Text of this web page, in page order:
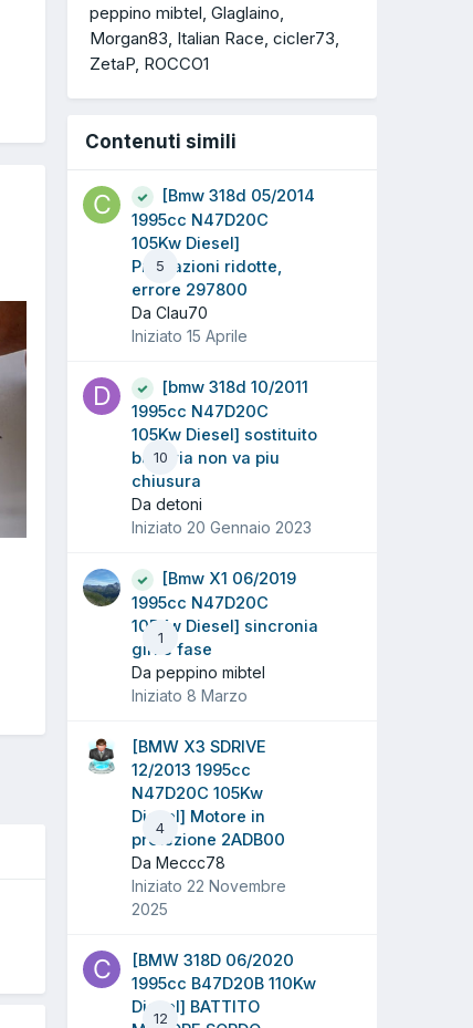
peppino mibtel Glaglaino
Morgan83 Italian Race cicler73
ZetaP ROCCO1
Contenuti simili
5
[Bmw 318d 05/2014
1995cc N47D20C
105Kw Diesel]
Prestazioni ridotte,
errore 297800
Da Clau70
Iniziato 15 Aprile
10
[bmw 318d 10/2011
1995cc N47D20C
105Kw Diesel] sostituito
batteria non va piu
chiusura
Da detoni
Iniziato 20 Gennaio 2023
1
[Bmw X1 06/2019
1995cc N47D20C
105Kw Diesel] sincronia
giri e fase
Da peppino mibtel
Iniziato 8 Marzo
4
[BMW X3 SDRIVE
12/2013 1995cc
N47D20C 105Kw
Diesel] Motore in
protezione 2ADB00
Da Meccc78
Iniziato 22 Novembre
2025
12
[BMW 318D 06/2020
1995cc B47D20B 110Kw
Diesel] BATTITO